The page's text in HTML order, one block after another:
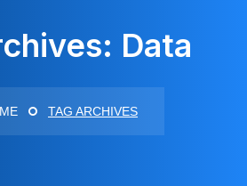
Data
TAG ARCHIVES